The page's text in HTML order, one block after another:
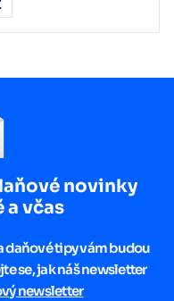
novinky
a včas
daňové tipy vám budou
se, jak náš newsletter
newsletter